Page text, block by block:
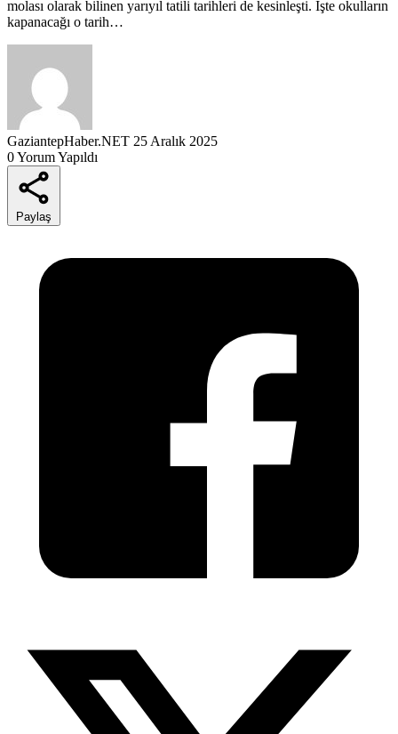
molası olarak bilinen yarıyıl tatili tarihleri de kesinleşti. İşte okulların
kapanacağı o tarih…
GaziantepHaber.NET 25 Aralık 2025
0 Yorum Yapıldı
Paylaş